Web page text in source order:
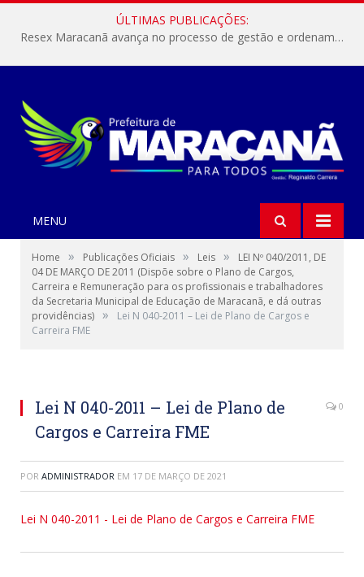
ÚLTIMAS PUBLICAÇÕES:
Resex Maracanã avança no processo de gestão e ordenamento do turismo em nossas áreas protegidas.
MENU
Home » Publicações Oficiais » Leis »
LEI Nº 040/2011, DE
04 DE MARÇO DE 2011 (Dispõe sobre o Plano de Cargos,
Carreira e Remuneração para os profissionais e trabalhadores
da Secretaria Municipal de Educação de Maracanã, e dá outras
providências) »
Lei N 040-2011 – Lei de Plano de Cargos e
Carreira FME
Lei N 040-2011 – Lei de Plano de
Cargos e Carreira FME
0
POR ADMINISTRADOR EM 17 DE MARÇO DE 2021
Lei N 040-2011 - Lei de Plano de Cargos e Carreira FME